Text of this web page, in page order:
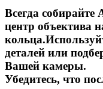
Всегда
центр объектива
деталей или
Вашей камеры.
Убедитесь, что